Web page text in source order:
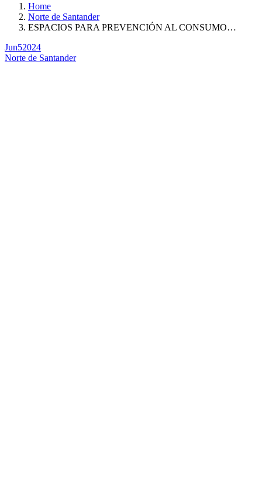
Home
Norte de Santander
ESPACIOS PARA PREVENCIÓN AL CONSUMO…
Jun52024
Norte de Santander